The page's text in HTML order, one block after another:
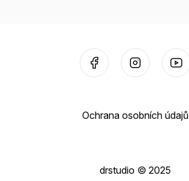
Ochrana osobních údajů
drstudio © 2025